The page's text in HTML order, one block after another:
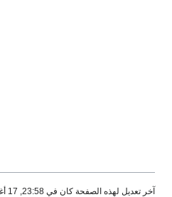
آخر تعديل لهذه الصفحة كان في 23:58, 17 أغسطس 2008.